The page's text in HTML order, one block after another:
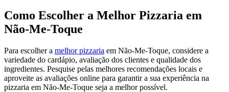
Como Escolher a Melhor Pizzaria em
Não-Me-Toque
Para escolher a melhor pizzaria em Não-Me-Toque, considere a
variedade do cardápio, avaliação dos clientes e qualidade dos
ingredientes. Pesquise pelas melhores recomendações locais e
aproveite as avaliações online para garantir a sua experiência na
pizzaria em Não-Me-Toque seja a melhor possível.